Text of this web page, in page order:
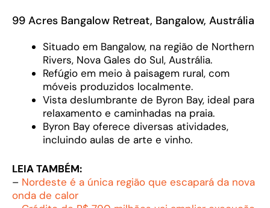
99 Acres Bangalow Retreat, Bangalow, Austrália
Situado em Bangalow, na região de Northern
Rivers, Nova Gales do Sul, Austrália.
Refúgio em meio à paisagem rural, com
móveis produzidos localmente.
Vista deslumbrante de Byron Bay, ideal para
relaxamento e caminhadas na praia.
Byron Bay oferece diversas atividades,
incluindo aulas de arte e vinho.
LEIA TAMBÉM:
– Nordeste é a única região que escapará da nova
onda de calor